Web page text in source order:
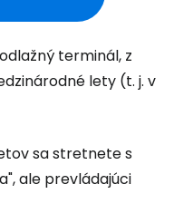
terminál, z
lety (t. j. v
sa stretnete s
ale prevládajúci